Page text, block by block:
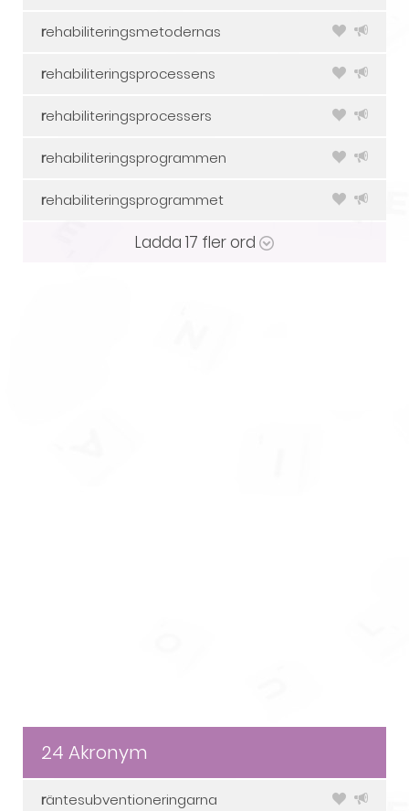
rehabiliteringsmetodernas
rehabiliteringsprocessens
rehabiliteringsprocessers
rehabiliteringsprogrammen
rehabiliteringsprogrammet
Ladda 17 fler ord
24 Akronym
räntesubventioneringarna